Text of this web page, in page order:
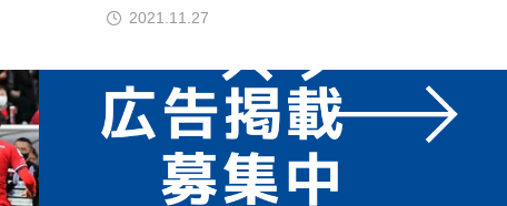
2021.11.27